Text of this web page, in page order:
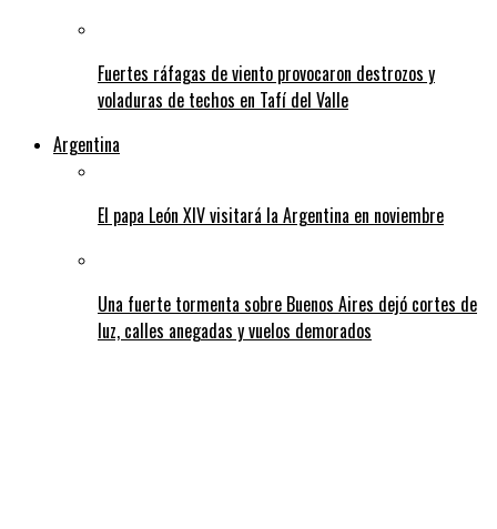
Fuertes ráfagas de viento provocaron destrozos y
voladuras de techos en Tafí del Valle
Argentina
El papa León XIV visitará la Argentina en noviembre
Una fuerte tormenta sobre Buenos Aires dejó cortes de
luz, calles anegadas y vuelos demorados